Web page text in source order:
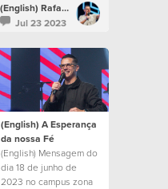
(English) Rafael Bitencourt
Jul 23 2023
(English) A Esperança
da nossa Fé
(English) Mensagem do
dia 18 de junho de
2023 no campus zona